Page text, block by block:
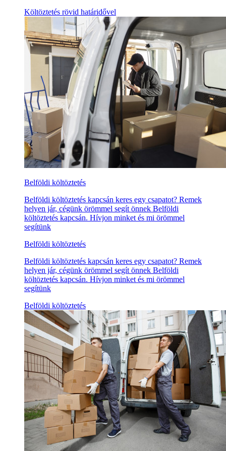
Költöztetés rövid határidővel
Belföldi költöztetés
Belföldi költöztetés kapcsán keres egy csapatot? Remek
helyen jár, cégünk örömmel segít önnek Belföldi
költöztetés kapcsán. Hívjon minket és mi örömmel
segítünk
Belföldi költöztetés
Belföldi költöztetés kapcsán keres egy csapatot? Remek
helyen jár, cégünk örömmel segít önnek Belföldi
költöztetés kapcsán. Hívjon minket és mi örömmel
segítünk
Belföldi költöztetés